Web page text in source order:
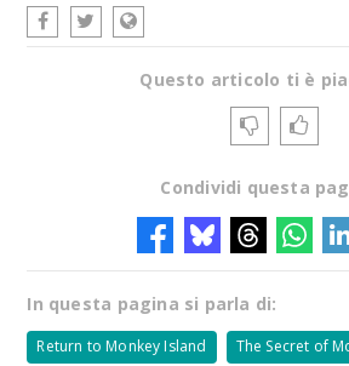
Questo articolo ti è
Condividi questa
In questa pagina si parla di:
Return to Monkey Island The Secret of